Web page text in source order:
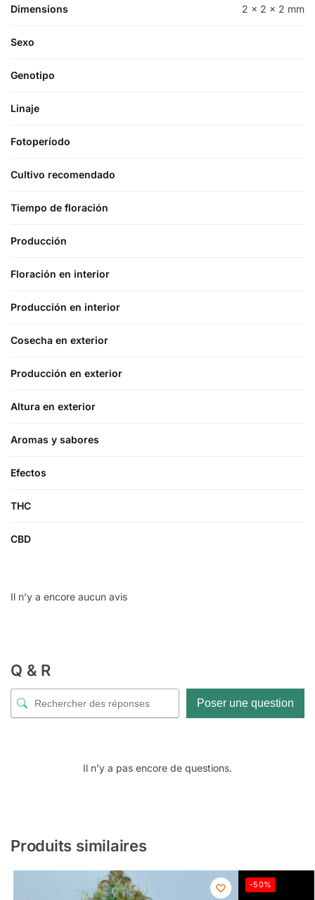
Dimensions 2 × 2 × 2 mm
Sexo
Genotipo
Linaje
Fotoperíodo
Cultivo recomendado
Tiempo de floración
Producción
Floración en interior
Producción en interior
Cosecha en exterior
Producción en exterior
Altura en exterior
Aromas y sabores
Efectos
THC
CBD
Il n’y a encore aucun avis
Q & R
Poser une question
Il n’y a pas encore de questions.
Produits similaires
-50%